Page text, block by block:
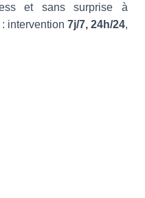
et sans surprise à
intervention 7j/7, 24h/24,